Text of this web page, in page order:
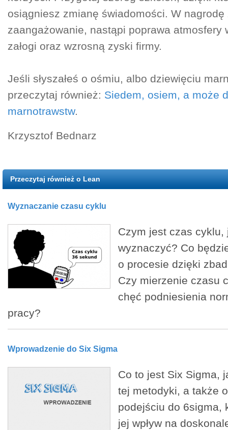
osiągniesz zmianę świadomości. W nagrodę
zaangażowanie, nastąpi poprawa atmosfery
załogi oraz wzrosną zyski firmy.
Jeśli słyszałeś o ośmiu, albo dziewięciu
przeczytaj również: Siedem, osiem, a może
marnotrawstw.
Krzysztof Bednarz
Przeczytaj również o Lean
Wyznaczanie czasu cyklu
Czym jest czas cyklu,
wyznaczyć? Co
o procesie dzięki
Czy mierzenie czasu
chęć podniesienia
pracy?
Wprowadzenie do Six Sigma
Co to jest Six Sigma,
tej metodyki, a także
podejściu do 6sigma,
jej wpływ na